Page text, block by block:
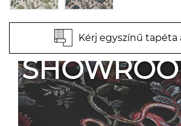
Kérj egyszínű tapéta